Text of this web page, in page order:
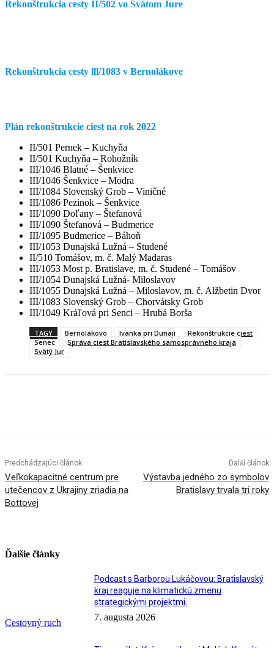
Rekonštrukcia cesty II/502 vo Svätom Jure
Rekonštrukcia cesty lll/1083 v Bernolákove
Plán rekonštrukcie ciest na rok 2022
II/501 Pernek – Kuchyňa
II/501 Kuchyňa – Rohožník
III/1046 Blatné – Šenkvice
III/1046 Šenkvice – Modra
III/1084 Slovenský Grob – Viničné
III/1086 Pezinok – Šenkvice
III/1090 Doľany – Štefanová
III/1090 Štefanová – Budmerice
III/1095 Budmerice – Báhoň
III/1053 Dunajská Lužná – Studené
II/510 Tomášov, m. č. Malý Madaras
III/1053 Most p. Bratislave, m. č. Studené – Tomášov
III/1054 Dunajská Lužná- Miloslavov
III/1055 Dunajská Lužná – Miloslavov, m. č. Alžbetin Dvor
III/1083 Slovenský Grob – Chorvátsky Grob
III/1049 Kráľová pri Senci – Hrubá Borša
TAGY Bernolákovo Ivanka pri Dunaji
Rekonštrukcie ciest
Senec
Správa ciest Bratislavského samosprávneho kraja
Svätý Jur
Predchádzajúci článok
Veľkokapacitné centrum pre
utečencov z Ukrajiny zriadia na
Bottovej
Ďalší článok
Výstavba jedného zo symbolov
Bratislavy trvala tri roky
Ďalšie články
Cestovný ruch
Podcast s Barborou Lukáčovou: Bratislavský
kraj reaguje na klimatickú zmenu
strategickými projektmi.
7. augusta 2026